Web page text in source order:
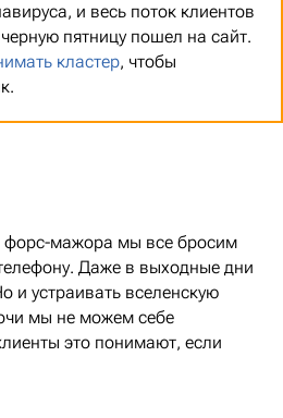
и весь поток клиентов
пятницу пошел на сайт.
кластер, чтобы
форс-мажора мы все бросим
Даже в выходные дни
и устраивать вселенскую
мы не можем себе
это понимают, если